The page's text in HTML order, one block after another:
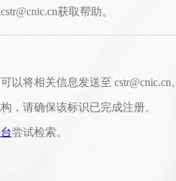
获取帮助。
以将相关信息发送至 cstr@cnic.cn
，请确保该标识已完成注册。
尝试检索。